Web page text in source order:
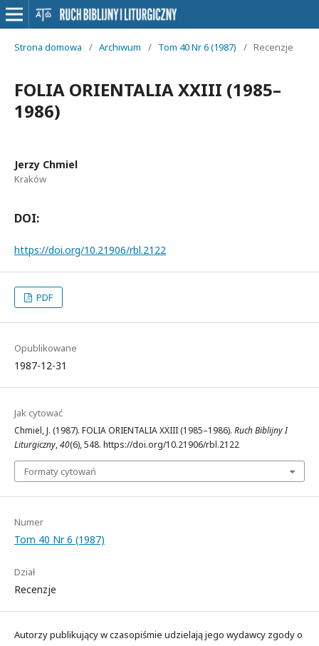
Strona domowa / Archiwum / Tom 40 Nr 6 (1987) / Recenzje
FOLIA ORIENTALIA XXIII (1985–
1986)
Jerzy Chmiel
Kraków
DOI:
https://doi.org/10.21906/rbl.2122
PDF
Opublikowane
1987-12-31
Jak cytować
Chmiel, J. (1987). FOLIA ORIENTALIA XXIII (1985–1986). Ruch Biblijny I
Liturgiczny,40(6), 548. https://doi.org/10.21906/rbl.2122
Formaty cytowań
Numer
Tom 40 Nr 6 (1987)
Dział
Recenzje
Autorzy publikujący w czasopiśmie udzielają jego wydawcy zgody o